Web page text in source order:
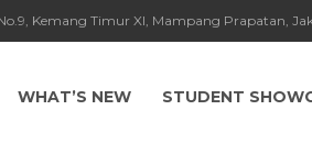
Kemang Timur XI, Mampang Prapatan,
WHAT’S NEW STUDENT